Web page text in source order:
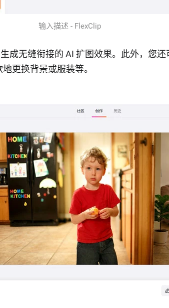
输入描述 - FlexClip
成无缝衔接的 AI 扩图效果。此外，您
更换背景或服装等。